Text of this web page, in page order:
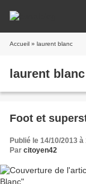
Accueil » laurent blanc
laurent blanc
Foot et
Publié le 14/10/2013 à
Par citoyen42